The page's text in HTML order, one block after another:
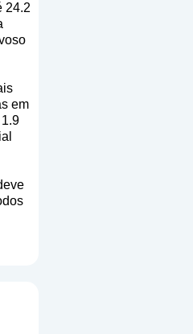
24.2
em